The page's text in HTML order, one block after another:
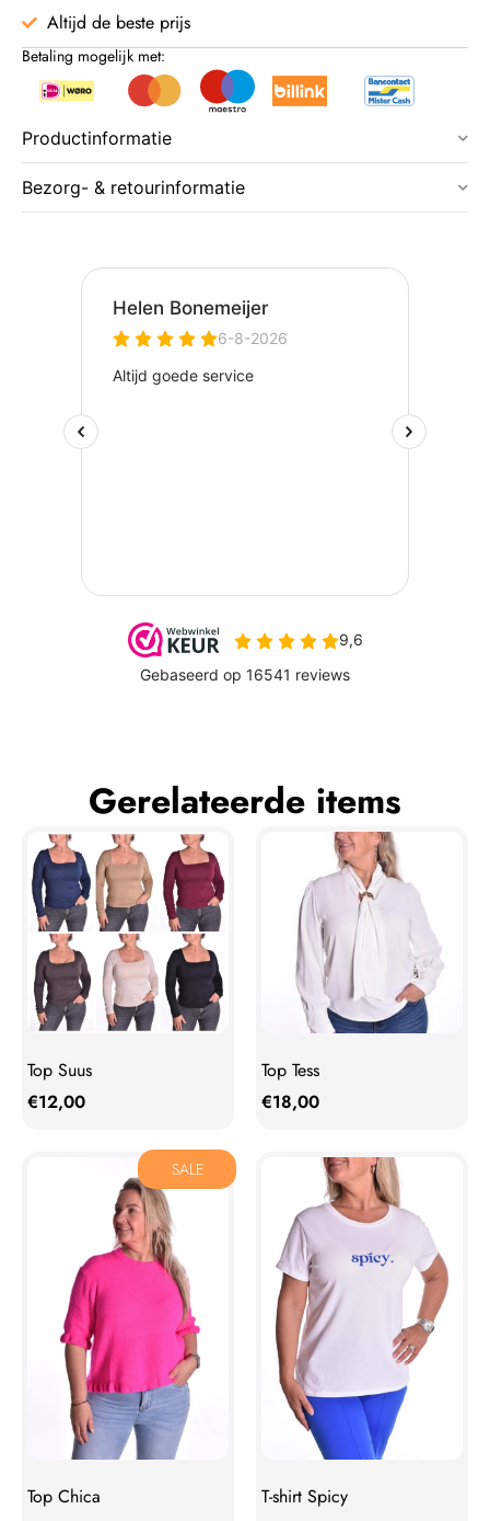
Altijd de beste prijs
Betaling mogelijk met:
Productinformatie
Bezorg- & retourinformatie
Gerelateerde items
Top Suus
€12,00
Top Tess
€18,00
SALE
Top Chica
T-shirt Spicy